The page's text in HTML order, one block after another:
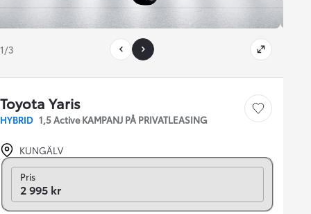
1/3
Toyota Yaris
HYBRID 1,5 Active KAMPANJ PÅ PRIVATLEASING
Save car
KUNGÄLV
Pris
2 995 kr